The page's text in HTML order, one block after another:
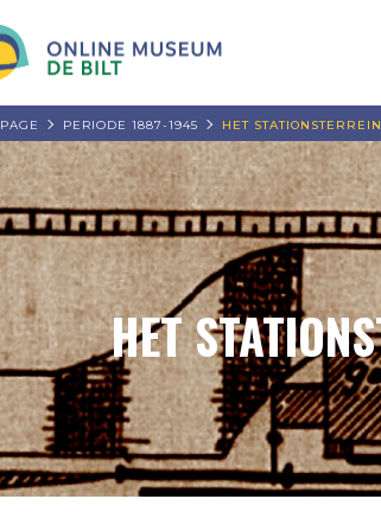
PERIODE 1887-1945 HET
HET